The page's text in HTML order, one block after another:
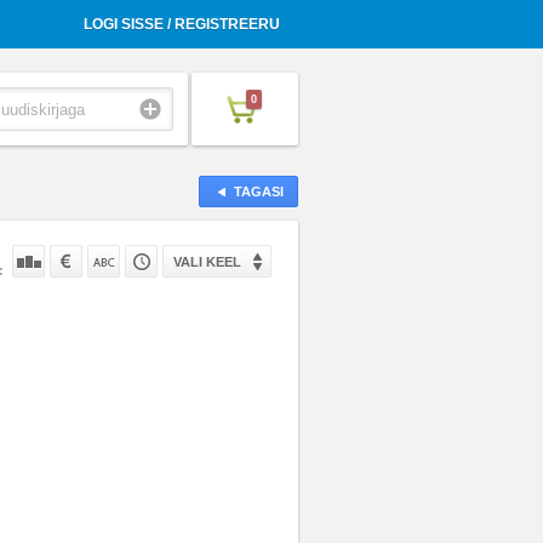
LOGI SISSE / REGISTREERU
0
TAGASI
VALI KEEL